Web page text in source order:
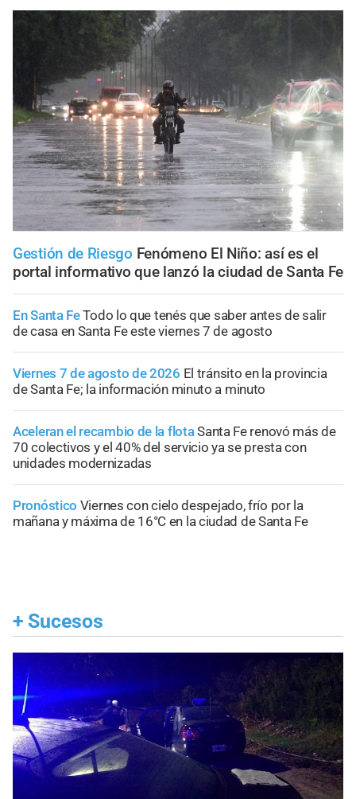
Gestión de Riesgo Fenómeno El Niño: así es el
portal informativo que lanzó la ciudad de Santa Fe
En Santa FeTodo lo que tenés que saber antes de salir
de casa en Santa Fe este viernes 7 de agosto
Viernes 7 de agosto de 2026 El tránsito en la provincia
de Santa Fe; la información minuto a minuto
Aceleran el recambio de la flotaSanta Fe renovó más de
70 colectivos y el 40% del servicio ya se presta con
unidades modernizadas
Pronóstico Viernes con cielo despejado, frío por la
mañana y máxima de 16°C en la ciudad de Santa Fe
+ Sucesos